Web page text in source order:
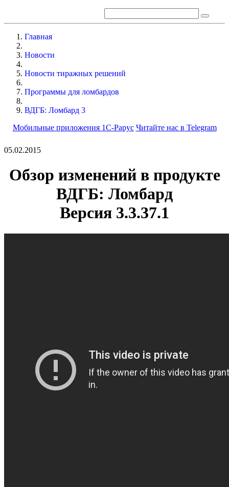
Главная
Новости
Новости тиражных решений
Программы для ломбардов
ВДГБ: Ломбард 3
Мобильные приложения 1С-Рарус Читайте нас в Telegram
05.02.2015
Обзор изменений в продукте
ВДГБ: Ломбард
Версия 3.3.37.1